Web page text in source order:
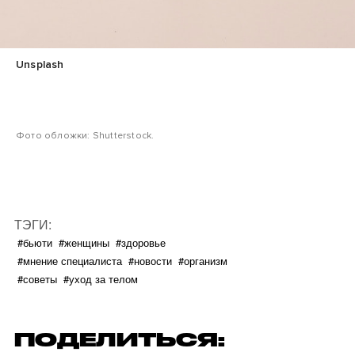
Unsplash
Фото обложки: Shutterstock.
ТЭГИ:
#бьюти #женщины #здоровье
#мнение специалиста #новости #организм
#советы #уход за телом
ПОДЕЛИТЬСЯ: